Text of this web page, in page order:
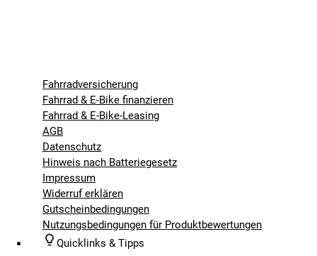
Fahrradversicherung
Fahrrad & E-Bike finanzieren
Fahrrad & E-Bike-Leasing
AGB
Datenschutz
Hinweis nach Batteriegesetz
Impressum
Widerruf erklären
Gutscheinbedingungen
Nutzungsbedingungen für Produktbewertungen
Quicklinks & Tipps